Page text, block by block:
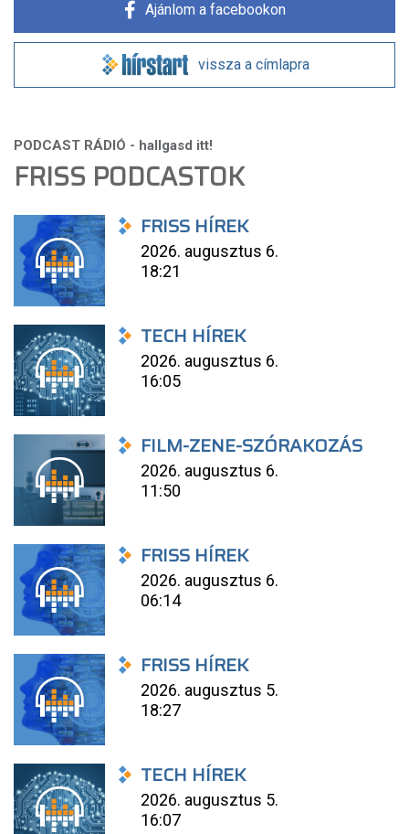
Ajánlom a facebookon
vissza a címlapra
FRISS PODCASTOK
FRISS HÍREK
2026. augusztus 6.
18:21
TECH HÍREK
2026. augusztus 6.
16:05
FILM-ZENE-SZÓRAKOZÁS
2026. augusztus 6.
11:50
FRISS HÍREK
2026. augusztus 6.
06:14
FRISS HÍREK
2026. augusztus 5.
18:27
TECH HÍREK
2026. augusztus 5.
16:07